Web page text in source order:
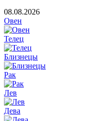
08.08.2026
Овен
Телец
Близнецы
Рак
Лев
Дева